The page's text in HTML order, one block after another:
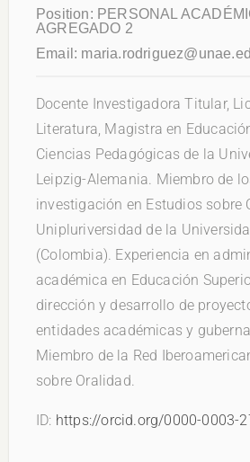
Position: PERSONAL
AGREGADO 2
Email:
Docente Investigadora Titular,
Literatura, Magistra en
Ciencias Pedagógicas de la
Leipzig-Alemania. Miembro de
investigación en Estudios sobre
Unipluriversidad de la
(Colombia). Experiencia en
académica en Educación
dirección y desarrollo de
entidades académicas y
Miembro de la Red
sobre Oralidad.
ID: https://orcid.org/0000-0003-